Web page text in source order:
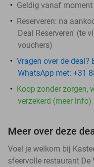
Geldig vanaf
Reserveren: na
Deal Reserveren' (te
vouchers)
Vragen over de deal?
WhatsApp met: +31
Koop zonder zorgen,
verzekerd (meer info)
Meer over deze
Voel je welkom bij
sfeervolle restaurant De